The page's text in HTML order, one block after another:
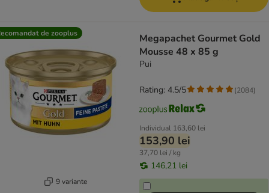
de zooplus
9 variante
Megapachet Gourmet Gold
Mousse 48 x 85 g
Pui
Individual 163,60 lei
153,90 lei
37,70 lei / kg
146,21 lei
Rating: 4.5/5 (2084)